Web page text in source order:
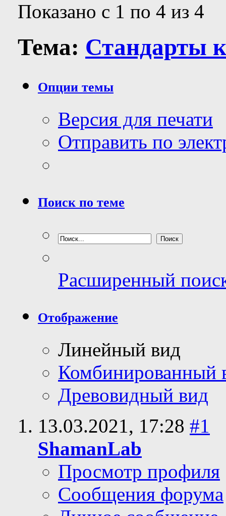
Показано с 1 по 4 из 4
Тема: Стандарты
Опции темы
Версия для печати
Отправить по
Поиск по теме
Расширенный
Отображение
Линейный вид
Комбинированный
Древовидный вид
13.03.2021, 17:28 #1
ShamanLab
Просмотр профиля
Сообщения форума